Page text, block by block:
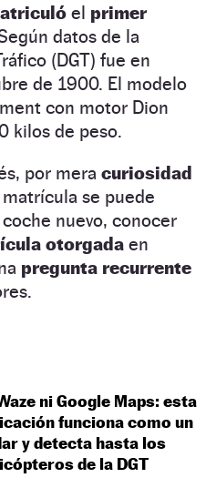
el primer
datos de la
(DGT) fue en
de 1900. El modelo
con motor Dion
kilos de peso.
por mera curiosidad
se puede
nuevo, conocer
otorgada en
pregunta recurrente
ni Google Maps: esta
funciona como un
y detecta hasta los
de la DGT